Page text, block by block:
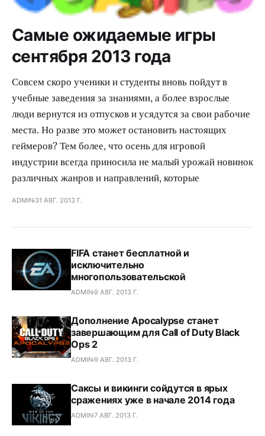
Самые ожидаемые игры
сентября 2013 года
Совсем скоро ученики и студенты вновь пойдут в
учебные заведения за знаниями, а более взрослые
люди вернутся из отпусков и усядутся за свои рабочие
места. Но разве это может остановить настоящих
геймеров? Тем более, что осень для игровой
индустрии всегда приносила не малый урожай новинок
различных жанров и направлений, которые
ADMIN 31 АВГ. 2013 Г.
FIFA станет бесплатной и
исключительно
многопользовательской
ADMIN9 АВГ. 2013 Г.
Дополнение Apocalypse станет
завершающим для Call of Duty Black
Ops 2
ADMIN9 АВГ. 2013 Г.
Саксы и викинги сойдутся в ярых
сражениях уже в начале 2014 года
ADMIN7 АВГ. 2013 Г.